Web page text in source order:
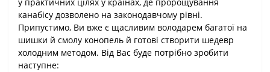
у практичних цілях у країнах, де пророщування
канабісу дозволено на законодавчому рівні.
Припустимо, Ви вже є щасливим володарем багатої на
шишки й смолу конопель й готові створити шедевр
холодним методом. Від Вас буде потрібно зробити
наступне: